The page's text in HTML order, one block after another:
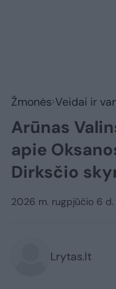
Žmonės Veidai ir
Arūnas
apie
Dirksčio
2026 m. rugpjūčio 6 d.
Lrytas.lt